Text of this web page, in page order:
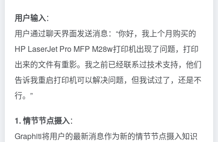
用户输入：
用户通过聊天界面发送消息：“你好，我上个月购买的
HP LaserJet Pro MFP M28w打印机出现了问题，打印
出来的文件有重影。我之前已经联系过技术支持，他们
告诉我重启打印机可以解决问题，但我试过了，还是不
行。”
1. 情节节点摄入：
Graphiti将用户的最新消息作为新的情节节点摄入知识